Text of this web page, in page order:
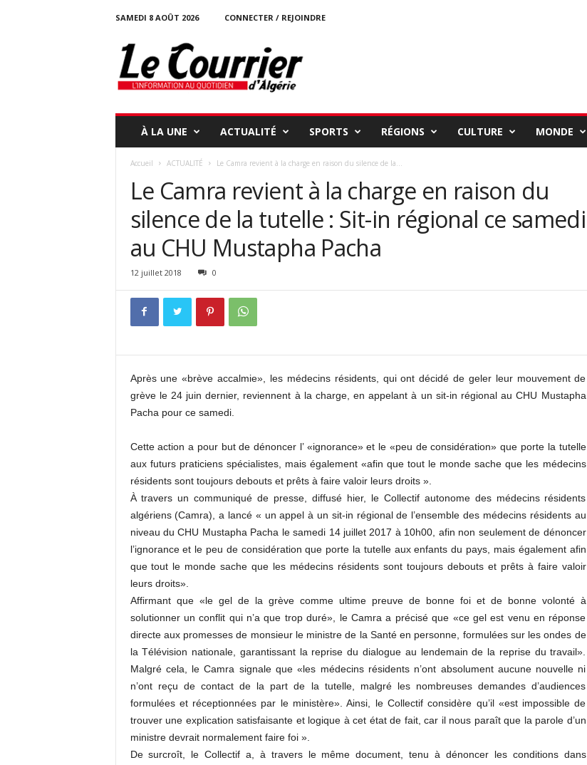
SAMEDI 8 AOÛT 2026
CONNECTER / REJOINDRE
o
u
i
À LA UNE ACTUALITÉ SPORTS RÉGIONS CULTURE MONDE
Accueil ACTUALITÉ Le Camra revient à la charge en raison du silence de la...
Le Camra revient à la charge en raison du
silence de la tutelle : Sit-in régional ce samedi
au CHU Mustapha Pacha
12 juillet 2018 0
Après une «brève accalmie», les médecins résidents, qui ont décidé de geler leur mouvement de
grève le 24 juin dernier, reviennent à la charge, en appelant à un sit-in régional au CHU Mustapha
Pacha pour ce samedi.
Cette action a pour but de dénoncer l’ «ignorance» et le «peu de considération» que porte la tutelle
aux futurs praticiens spécialistes, mais également «afin que tout le monde sache que les médecins
résidents sont toujours debouts et prêts à faire valoir leurs droits ».
À travers un communiqué de presse, diffusé hier, le Collectif autonome des médecins résidents
algériens (Camra), a lancé « un appel à un sit-in régional de l’ensemble des médecins résidents au
niveau du CHU Mustapha Pacha le samedi 14 juillet 2017 à 10h00, afin non seulement de dénoncer
l’ignorance et le peu de considération que porte la tutelle aux enfants du pays, mais également afin
que tout le monde sache que les médecins résidents sont toujours debouts et prêts à faire valoir
leurs droits».
Affirmant que «le gel de la grève comme ultime preuve de bonne foi et de bonne volonté à
solutionner un conflit qui n’a que trop duré», le Camra a précisé que «ce gel est venu en réponse
directe aux promesses de monsieur le ministre de la Santé en personne, formulées sur les ondes de
la Télévision nationale, garantissant la reprise du dialogue au lendemain de la reprise du travail».
Malgré cela, le Camra signale que «les médecins résidents n’ont absolument aucune nouvelle ni
n’ont reçu de contact de la part de la tutelle, malgré les nombreuses demandes d’audiences
formulées et réceptionnées par le ministère». Ainsi, le Collectif considère qu’il «est impossible de
trouver une explication satisfaisante et logique à cet état de fait, car il nous paraît que la parole d’un
ministre devrait normalement faire foi ».
De surcroît, le Collectif a, à travers le même document, tenu à dénoncer les conditions dans